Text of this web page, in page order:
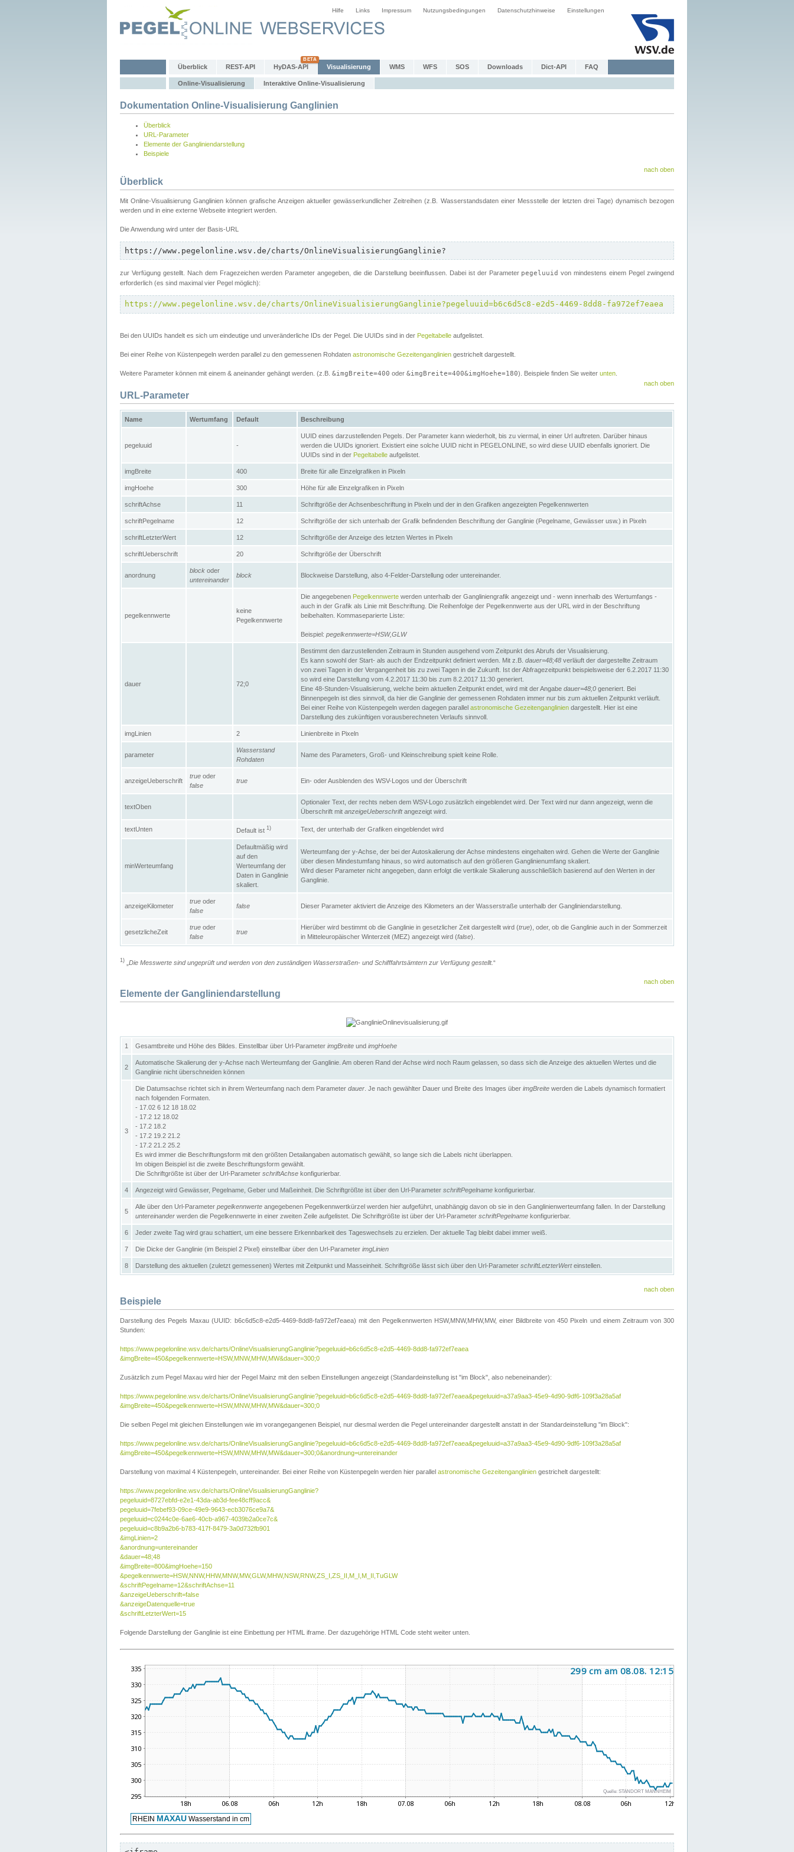
Hilfe Links Impressum Nutzungsbedingungen Datenschutzhinweise Einstellungen
Überblick REST-API HyDAS-API Visualisierung WMS WFS SOS Downloads Dict-API FAQ
Online-Visualisierung Interaktive Online-Visualisierung
Dokumentation Online-Visualisierung Ganglinien
Überblick
URL-Parameter
Elemente der Gangliniendarstellung
Beispiele
nach oben
Überblick
Mit Online-Visualisierung Ganglinien können grafische Anzeigen aktueller gewässerkundlicher Zeitreihen (z.B. Wasserstandsdaten einer Messstelle der letzten drei Tage) dynamisch bezogen
werden und in eine externe Webseite integriert werden.
Die Anwendung wird unter der Basis-URL
https://www.pegelonline.wsv.de/charts/OnlineVisualisierungGanglinie?
zur Verfügung gestellt. Nach dem Fragezeichen werden Parameter angegeben, die die Darstellung beeinflussen. Dabei ist der Parameter pegeluuid von mindestens einem Pegel zwingend
erforderlich (es sind maximal vier Pegel möglich):
https://www.pegelonline.wsv.de/charts/OnlineVisualisierungGanglinie?pegeluuid=b6c6d5c8-e2d5-4469-8dd8-fa972ef7eaea
Bei den UUIDs handelt es sich um eindeutige und unveränderliche IDs der Pegel. Die UUIDs sind in der Pegeltabelle aufgelistet.
Bei einer Reihe von Küstenpegeln werden parallel zu den gemessenen Rohdaten astronomische Gezeitenganglinien gestrichelt dargestellt.
Weitere Parameter können mit einem & aneinander gehängt werden. (z.B. &imgBreite=400 oder &imgBreite=400&imgHoehe=180). Beispiele finden Sie weiter unten
nach oben
URL-Parameter
Name Wertumfang Default Beschreibung
pegeluuid -
UUID eines darzustellenden Pegels. Der Parameter kann wiederholt, bis zu viermal, in einer Url auftreten. Darüber hinaus
werden die UUIDs ignoriert. Existiert eine solche UUID nicht in PEGELONLINE, so wird diese UUID ebenfalls ignoriert. Die
UUIDs sind in der Pegeltabelle aufgelistet.
imgBreite 400 Breite für alle Einzelgrafiken in Pixeln
imgHoehe 300 Höhe für alle Einzelgrafiken in Pixeln
schriftAchse 11 Schriftgröße der Achsenbeschriftung in Pixeln und der in den Grafiken angezeigten Pegelkennwerten
schriftPegelname 12 Schriftgröße der sich unterhalb der Grafik befindenden Beschriftung der Ganglinie (Pegelname, Gewässer usw.) in Pixeln
schriftLetzterWert 12 Schriftgröße der Anzeige des letzten Wertes in Pixeln
schriftUeberschrift 20 Schriftgröße der Überschrift
anordnung
block oder
untereinander
block Blockweise Darstellung, also 4-Felder-Darstellung oder untereinander.
pegelkennwerte
keine
Pegelkennwerte
Die angegebenen Pegelkennwerte werden unterhalb der Gangliniengrafik angezeigt und - wenn innerhalb des Wertumfangs -
auch in der Grafik als Linie mit Beschriftung. Die Reihenfolge der Pegelkennwerte aus der URL wird in der Beschriftung
beibehalten. Kommaseparierte Liste:
Beispiel: pegelkennwerte=HSW,GLW
dauer 72;0
Bestimmt den darzustellenden Zeitraum in Stunden ausgehend vom Zeitpunkt des Abrufs der Visualisierung.
Es kann sowohl der Start- als auch der Endzeitpunkt definiert werden. Mit z.B. dauer=48;48 verläuft der dargestellte Zeitraum
von zwei Tagen in der Vergangenheit bis zu zwei Tagen in die Zukunft. Ist der Abfragezeitpunkt beispielsweise der 6.2.2017 11:30
so wird eine Darstellung vom 4.2.2017 11:30 bis zum 8.2.2017 11:30 generiert.
Eine 48-Stunden-Visualisierung, welche beim aktuellen Zeitpunkt endet, wird mit der Angabe dauer=48;0 generiert. Bei
Binnenpegeln ist dies sinnvoll, da hier die Ganglinie der gemessenen Rohdaten immer nur bis zum aktuellen Zeitpunkt verläuft.
Bei einer Reihe von Küstenpegeln werden dagegen parallel astronomische Gezeitenganglinien dargestellt. Hier ist eine
Darstellung des zukünftigen vorausberechneten Verlaufs sinnvoll.
imgLinien 2 Linienbreite in Pixeln
parameter
Wasserstand
Rohdaten
Name des Parameters, Groß- und Kleinschreibung spielt keine Rolle.
anzeigeUeberschrift
true oder
false
true Ein- oder Ausblenden des WSV-Logos und der Überschrift
textOben
Optionaler Text, der rechts neben dem WSV-Logo zusätzlich eingeblendet wird. Der Text wird nur dann angezeigt, wenn die
Überschrift mit anzeigeUeberschriftangezeigt wird.
textUnten Default ist 1) Text, der unterhalb der Grafiken eingeblendet wird
minWerteumfang
Defaultmäßig wird
auf den
Werteumfang der
Daten in Ganglinie
skaliert.
Werteumfang der y-Achse, der bei der Autoskalierung der Achse mindestens eingehalten wird. Gehen die Werte der Ganglinie
über diesen Mindestumfang hinaus, so wird automatisch auf den größeren Ganglinienumfang skaliert.
Wird dieser Parameter nicht angegeben, dann erfolgt die vertikale Skalierung ausschließlich basierend auf den Werten in der
Ganglinie.
anzeigeKilometer
true oder
false
false Dieser Parameter aktiviert die Anzeige des Kilometers an der Wasserstraße unterhalb der Gangliniendarstellung.
gesetzlicheZeit
true oder
false
true
Hierüber wird bestimmt ob die Ganglinie in gesetzlicher Zeit dargestellt wird (true), oder, ob die Ganglinie auch in der Sommerzeit
in Mitteleuropäischer Winterzeit (MEZ) angezeigt wird (false).
1) Die Messwerte sind ungeprüft und werden von den zuständigen Wasserstraßen- und Schifffahrtsämtern zur Verfügung gestellt.“
nach oben
Elemente der Gangliniendarstellung
1 Gesamtbreite und Höhe des Bildes. Einstellbar über Url-Parameter imgBreite und imgHoehe
2
Automatische Skalierung der y-Achse nach Werteumfang der Ganglinie. Am oberen Rand der Achse wird noch Raum gelassen, so dass sich die Anzeige des aktuellen Wertes und die
Ganglinie nicht überschneiden können
3
Die Datumsachse richtet sich in ihrem Werteumfang nach dem Parameter dauer . Je nach gewählter Dauer und Breite des Images über imgBreite werden die Labels dynamisch formatiert
nach folgenden Formaten.
- 17.02 6 12 18 18.02
- 17.2 12 18.02
- 17.2 18.2
- 17.2 19.2 21.2
- 17.2 21.2 25.2
Es wird immer die Beschriftungsform mit den größten Detailangaben automatisch gewählt, so lange sich die Labels nicht überlappen.
Im obigen Beispiel ist die zweite Beschriftungsform gewählt.
Die Schriftgrößte ist über der Url-Parameter schriftAchse konfigurierbar.
4 Angezeigt wird Gewässer, Pegelname, Geber und Maßeinheit. Die Schriftgrößte ist über den Url-Parameter schriftPegelname konfigurierbar.
5
Alle über den Url-Parameter pegelkennwerte angegebenen Pegelkennwertkürzel werden hier aufgeführt, unabhängig davon ob sie in den Ganglinienwerteumfang fallen. In der Darstellung
untereinander werden die Pegelkennwerte in einer zweiten Zeile aufgelistet. Die Schriftgrößte ist über der Url-Parameter schriftPegelname konfigurierbar.
6 Jeder zweite Tag wird grau schattiert, um eine bessere Erkennbarkeit des Tageswechsels zu erzielen. Der aktuelle Tag bleibt dabei immer weiß.
7 Die Dicke der Ganglinie (im Beispiel 2 Pixel) einstellbar über den Url-Parameter imgLinien
8 Darstellung des aktuellen (zuletzt gemessenen) Wertes mit Zeitpunkt und Masseinheit. Schriftgröße lässt sich über den Url-Parameter schriftLetzterWerteinstellen.
nach oben
Beispiele
Darstellung des Pegels Maxau (UUID: b6c6d5c8-e2d5-4469-8dd8-fa972ef7eaea) mit den Pegelkennwerten HSW,MNW,MHW,MW, einer Bildbreite von 450 Pixeln und einem Zeitraum von 300
Stunden:
https://www.pegelonline.wsv.de/charts/OnlineVisualisierungGanglinie?pegeluuid=b6c6d5c8-e2d5-4469-8dd8-fa972ef7eaea
&imgBreite=450&pegelkennwerte=HSW,MNW,MHW,MW&dauer=300;0
Zusätzlich zum Pegel Maxau wird hier der Pegel Mainz mit den selben Einstellungen angezeigt (Standardeinstellung ist "im Block", also nebeneinander):
https://www.pegelonline.wsv.de/charts/OnlineVisualisierungGanglinie?pegeluuid=b6c6d5c8-e2d5-4469-8dd8-fa972ef7eaea&pegeluuid=a37a9aa3-45e9-4d90-9df6-109f3a28a5af
&imgBreite=450&pegelkennwerte=HSW,MNW,MHW,MW&dauer=300;0
Die selben Pegel mit gleichen Einstellungen wie im vorangegangenen Beispiel, nur diesmal werden die Pegel untereinander dargestellt anstatt in der Standardeinstellung "im Block":
https://www.pegelonline.wsv.de/charts/OnlineVisualisierungGanglinie?pegeluuid=b6c6d5c8-e2d5-4469-8dd8-fa972ef7eaea&pegeluuid=a37a9aa3-45e9-4d90-9df6-109f3a28a5af
&imgBreite=450&pegelkennwerte=HSW,MNW,MHW,MW&dauer=300;0&anordnung=untereinander
Darstellung von maximal 4 Küstenpegeln, untereinander. Bei einer Reihe von Küstenpegeln werden hier parallel astronomische Gezeitenganglinien gestrichelt dargestellt:
https://www.pegelonline.wsv.de/charts/OnlineVisualisierungGanglinie?
pegeluuid=8727ebfd-e2e1-43da-ab3d-fee48cff9acc&
pegeluuid=7febef93-09ce-49e9-9643-ecb3076ce9a7&
pegeluuid=c0244c0e-6ae6-40cb-a967-4039b2a0ce7c&
pegeluuid=c8b9a2b6-b783-417f-8479-3a0d732fb901
&imgLinien=2
&anordnung=untereinander
&dauer=48;48
&imgBreite=800&imgHoehe=150
&pegelkennwerte=HSW,NNW,HHW,MNW,MW,GLW,MHW,NSW,RNW,ZS_I,ZS_II,M_I,M_II,TuGLW
&schriftPegelname=12&schriftAchse=11
&anzeigeUeberschrift=false
&anzeigeDatenquelle=true
&schriftLetzterWert=15
Folgende Darstellung der Ganglinie ist eine Einbettung per HTML iframe. Der dazugehörige HTML Code steht weiter unten.